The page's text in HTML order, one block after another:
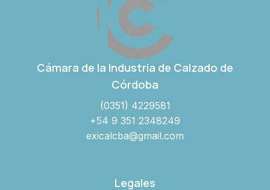
Cámara de la Industria de Calzado de
Córdoba
(0351) 4229581
+54 9 351 2348249
exicalcba@gmail.com
Legales